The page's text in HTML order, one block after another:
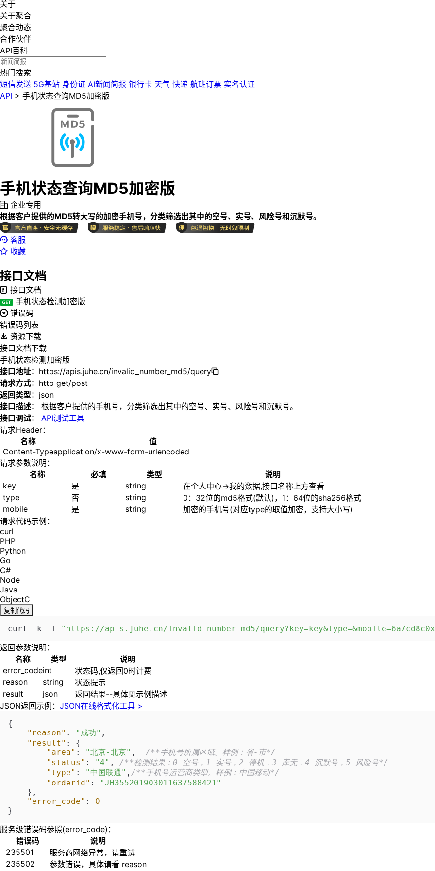
关于
关于聚合
聚合动态
合作伙伴
API百科
热门搜索
短信发送 5G基站 身份证 AI新闻简报 银行卡 天气 快递 航班订票 实名认证
API > 手机状态查询MD5加密版
手机状态查询MD5加密版
企业专用
根据客户提供的MD5转大写的加密手机号，分类筛选出其中的空号、实号、风险号和沉默号。
客服
收藏
接口文档
接口文档
手机状态检测加密版
错误码
错误码列表
资源下载
接口文档下载
手机状态检测加密版
接口地址： https://apis.juhe.cn/invalid_number_md5/query
请求方式： http get/post
返回类型： json
接口描述：
根据客户提供的手机号，分类筛选出其中的空号、实号、风险号和沉默号。
接口调试：
API测试工具
请求Header：
名称
值
Content-Typeapplication/x-www-form-urlencoded
请求参数说明：
名称
必填 类型
说明
key
是 string
在个人中心->我的数据,接口名称上方查看
type
否 string
0：32位的md5格式(默认)，1：64位的sha256格式
mobile
是 string
加密的手机号(对应type的取值加密，支持大小写)
请求代码示例：
curl
PHP
Python
Go
C#
Node
Java
ObjectC
复制代码
curl -k -i "https://apis.juhe.cn/invalid_number_md5/
返回参数说明：
名称
类型
说明
error_codeint
状态码,仅返回0时计费
reason
string
状态提示
result
json
返回结果--具体见示例描述
JSON返回示例： JSON在线格式化工具 >
{
"reason" : "成功" ,
"result" :
{
"area" : "北京-北京" ,
/**手机号所属区域。样例：省-市*/
"status" : "4" ,
/**检测结果：0 空号，1 实号，2 停机，3 库无，4 沉默号，5 风险号*/
"type" : "中国联通" , /**手机号运营商类型。样例：中国移动*/
"orderid" :
"JH355201903011637588421"
} ,
"error_code" :
0
}
服务级错误码参照(error_code)：
错误码
说明
235501
服务商网络异常，请重试
235502
参数错误，具体请看 reason